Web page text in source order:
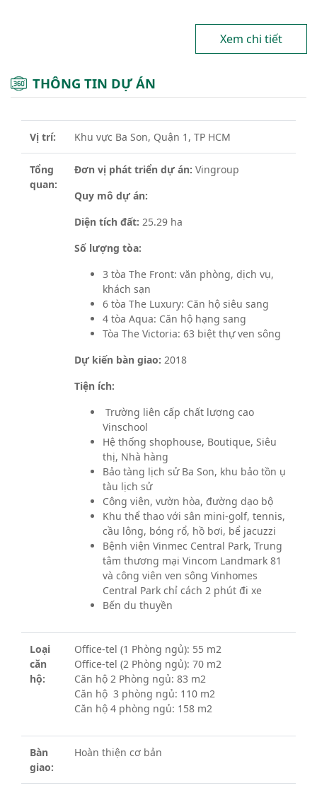
Xem chi tiết
THÔNG TIN DỰ ÁN
Vị trí: Khu vực Ba Son, Quận 1, TP HCM
Tổng
quan:
Đơn vị phát triển dự án: Vingroup
Quy mô dự án:
Diện tích đất: 25.29 ha
Số lượng tòa:
3 tòa The Front: văn phòng, dịch vụ,
khách sạn
6 tòa The Luxury: Căn hộ siêu sang
4 tòa Aqua: Căn hộ hạng sang
Tòa The Victoria: 63 biệt thự ven sông
Dự kiến bàn giao: 2018
Tiện ích:
Trường liên cấp chất lượng cao
Vinschool
Hệ thống shophouse, Boutique, Siêu
thị, Nhà hàng
Bảo tàng lịch sử Ba Son, khu bảo tồn ụ
tàu lịch sử
Công viên, vườn hòa, đường dạo bộ
Khu thể thao với sân mini-golf, tennis,
cầu lông, bóng rổ, hồ bơi, bể jacuzzi
Bệnh viện Vinmec Central Park, Trung
tâm thương mại Vincom Landmark 81
và công viên ven sông Vinhomes
Central Park chỉ cách 2 phút đi xe
Bến du thuyền
Loại
căn
hộ:
Office-tel (1 Phòng ngủ): 55 m2
Office-tel (2 Phòng ngủ): 70 m2
Căn hộ 2 Phòng ngủ: 83 m2
Căn hộ 3 phòng ngủ: 110 m2
Căn hộ 4 phòng ngủ: 158 m2
Bàn
giao:
Hoàn thiện cơ bản